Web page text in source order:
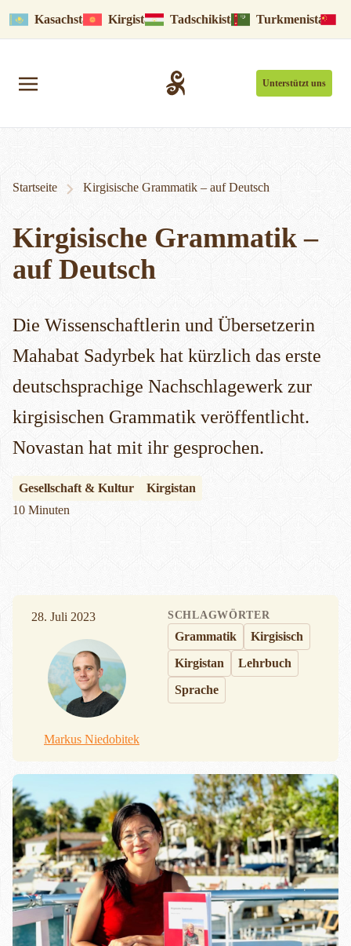
Kasachstan Kirgistan Tadschikistan Turkmenistan
Unterstützt uns
Startseite Kirgisische Grammatik – auf Deutsch
Kirgisische Grammatik –
auf Deutsch
Die Wissenschaftlerin und Übersetzerin
Mahabat Sadyrbek hat kürzlich das erste
deutschsprachige Nachschlagewerk zur
kirgisischen Grammatik veröffentlicht.
Novastan hat mit ihr gesprochen.
Gesellschaft & Kultur
Kirgistan
10 Minuten
28. Juli 2023
Markus Niedobitek
SCHLAGWÖRTER
Grammatik
Kirgisisch
Kirgistan
Lehrbuch
Sprache